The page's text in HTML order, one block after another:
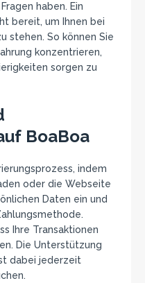
haben. Ein
bereit, um Ihnen bei
stehen. So können Sie
konzentrieren,
sorgen zu
BoaBoa
indem
oder die Webseite
Daten ein und
Ihre Transaktionen
Die Unterstützung
dabei jederzeit